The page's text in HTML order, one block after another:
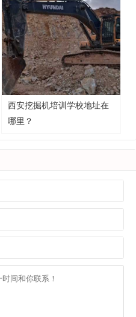
西安挖掘机培训学校地址在
哪里？